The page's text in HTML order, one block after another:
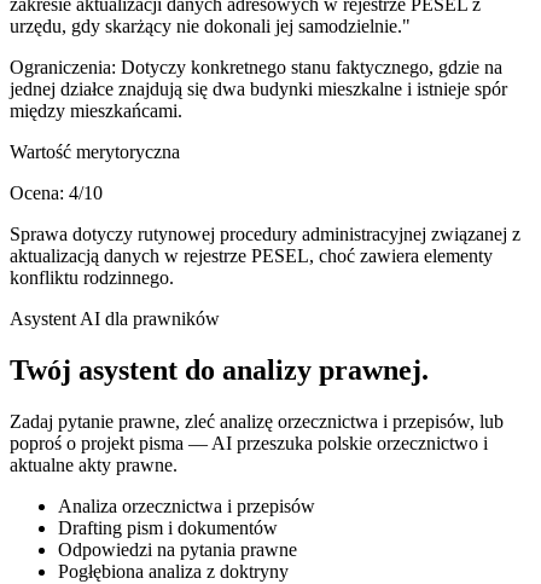
zakresie aktualizacji danych adresowych w rejestrze PESEL z
urzędu, gdy skarżący nie dokonali jej samodzielnie."
Ograniczenia: Dotyczy konkretnego stanu faktycznego, gdzie na
jednej działce znajdują się dwa budynki mieszkalne i istnieje spór
między mieszkańcami.
Wartość merytoryczna
Ocena: 4/10
Sprawa dotyczy rutynowej procedury administracyjnej związanej z
aktualizacją danych w rejestrze PESEL, choć zawiera elementy
konfliktu rodzinnego.
Asystent AI dla prawników
Twój asystent do analizy prawnej.
Zadaj pytanie prawne, zleć analizę orzecznictwa i przepisów, lub
poproś o projekt pisma — AI przeszuka polskie orzecznictwo i
aktualne akty prawne.
Analiza orzecznictwa i przepisów
Drafting pism i dokumentów
Odpowiedzi na pytania prawne
Pogłębiona analiza z doktryny